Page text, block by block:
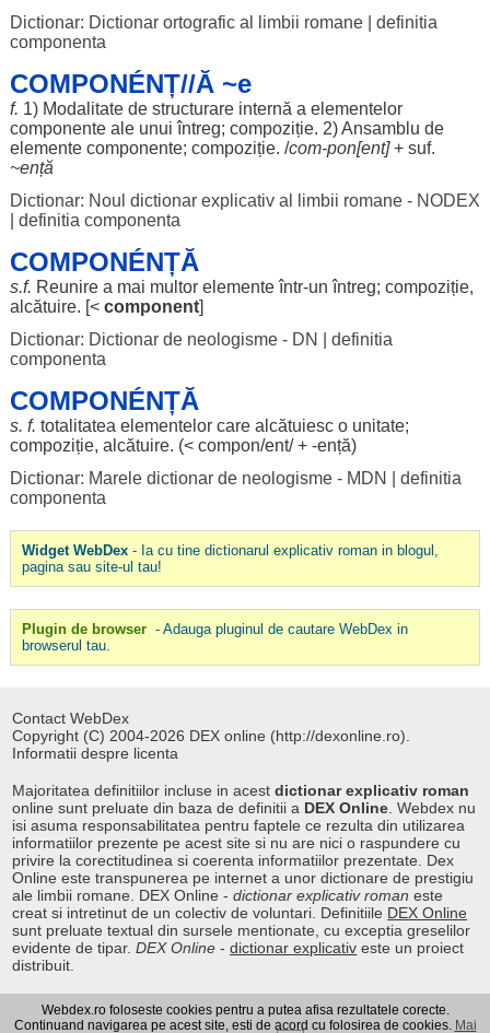
Dictionar: Dictionar ortografic al limbii romane| definitia
componenta
COMPONÉNȚ//Ă ~e
f. 1) Modalitatede structurare internă a elementelor
componente aleunuiîntreg; compoziție. 2)Ansamblu de
elemente componente; compoziție. /com-pon[ent]+ suf.
~ență
Dictionar: Noul dictionar explicativ al limbii romane - NODEX
definitia componenta
COMPONÉNȚĂ
s.f. Reunirea mai multor elementeîntr-unîntreg; compoziție,
alcătuire. [< component]
Dictionar: Dictionar de neologisme - DN
definitia
componenta
COMPONÉNȚĂ
s. f. totalitatea elementelorcare alcătuiesco unitate;
compoziție, alcătuire. (< compon/ent/ + -ență)
Dictionar: Marele dictionar de neologisme - MDN
definitia
componenta
Widget WebDex- Ia cu tine dictionarul explicativ roman in blogul,
pagina sau site-ul tau!
Plugin de browser - Adauga pluginul de cautare WebDex in
browserul tau.
Contact WebDex
Copyright (C) 2004-2026 DEX online (http://dexonline.ro).
Informatii despre licenta
Majoritatea definitiilor incluse in acestdictionar explicativ roman
online sunt preluate din baza de definitii a DEX Online . Webdex nu
isi asuma responsabilitatea pentru faptele ce rezulta din utilizarea
informatiilor prezente pe acest site si nu are nici o raspundere cu
privire la corectitudinea si coerenta informatiilor prezentate. Dex
Online este transpunerea pe internet a unor dictionare de prestigiu
ale limbii romane. DEX Online -dictionar explicativ roman este
creat si intretinut de un colectiv de voluntari. Definitiile DEX Online
sunt preluate textual din sursele mentionate, cu exceptia greselilor
evidente de tipar.DEX Online -dictionar explicativ este un proiect
distribuit.
Curs valutar|Kurs walut|Pret fier vechi
Webdex.ro foloseste cookies pentru a putea afisa rezultatele corecte.
Continuand navigarea pe acest site, esti de acord cu folosirea de cookies. Mai